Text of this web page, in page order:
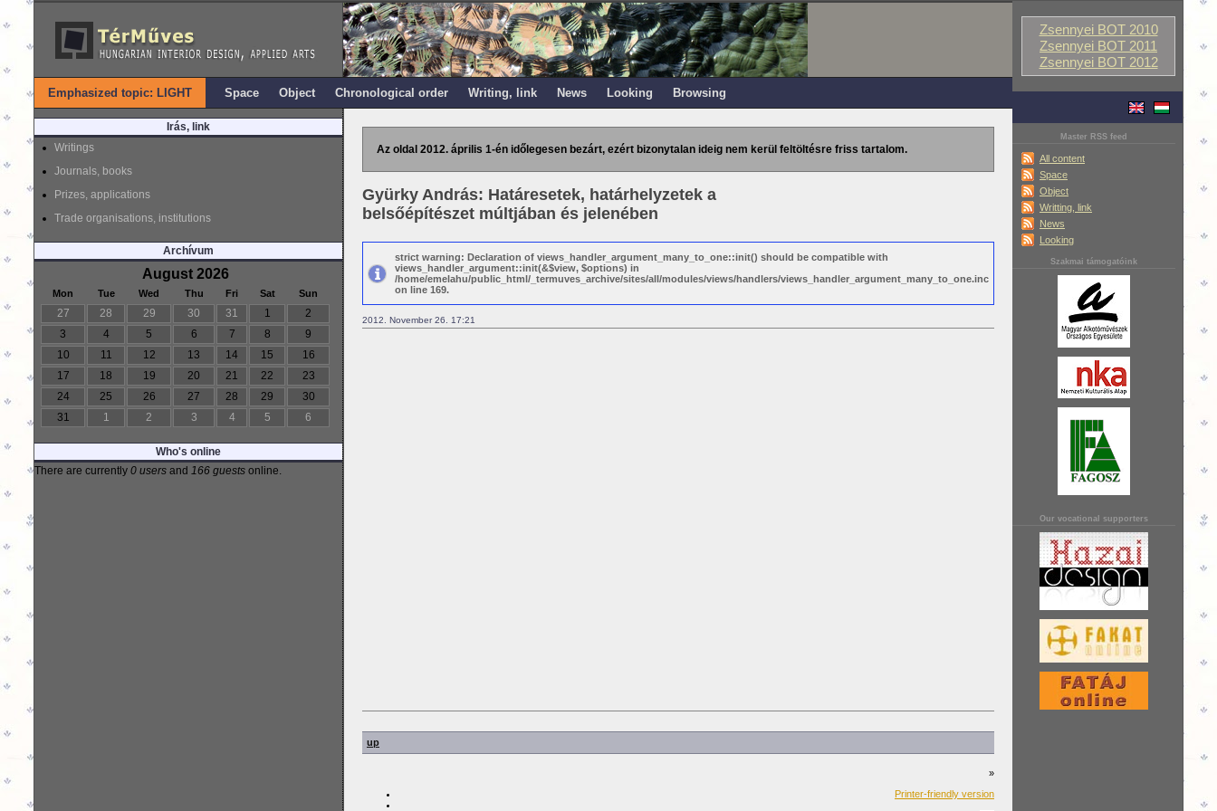
Zsennyei BOT 2010
Zsennyei BOT 2011
Zsennyei BOT 2012
Master RSS feed
All content
Space
Object
Writting, link
News
Looking
Szakmai támogatóink
Our vocational supporters
Emphasized topic: LIGHT Space Object Chronological order Writing, link News Looking Browsing
Irás, link
Writings
Journals, books
Prizes, applications
Trade organisations, institutions
Archívum
August 2026
Mon Tue Wed Thu Fri Sat Sun
27 28 29 30 31 1
2
3
4 5 6 7 8
9
10
11 12 13 14 15
16
17
18 19 20 21 22
23
24
25 26 27 28 29
30
31
1 2 3 4 5 6
Who's online
There are currently 0 users and 166 guests online.
Az oldal 2012. április 1-én időlegesen bezárt, ezért bizonytalan ideig nem kerül feltöltésre friss tartalom.
Gyürky András: Határesetek, határhelyzetek a
belsőépítészet múltjában és jelenében
strict warning: Declaration of views_handler_argument_many_to_one::init() should be compatible with
views_handler_argument::init(&$view, $options) in
/home/emelahu/public_html/_termuves_archive/sites/all/modules/views/handlers/views_handler_argument_many_to_one.inc
on line 169.
2012. November 26. 17:21
up
»
Printer-friendly version